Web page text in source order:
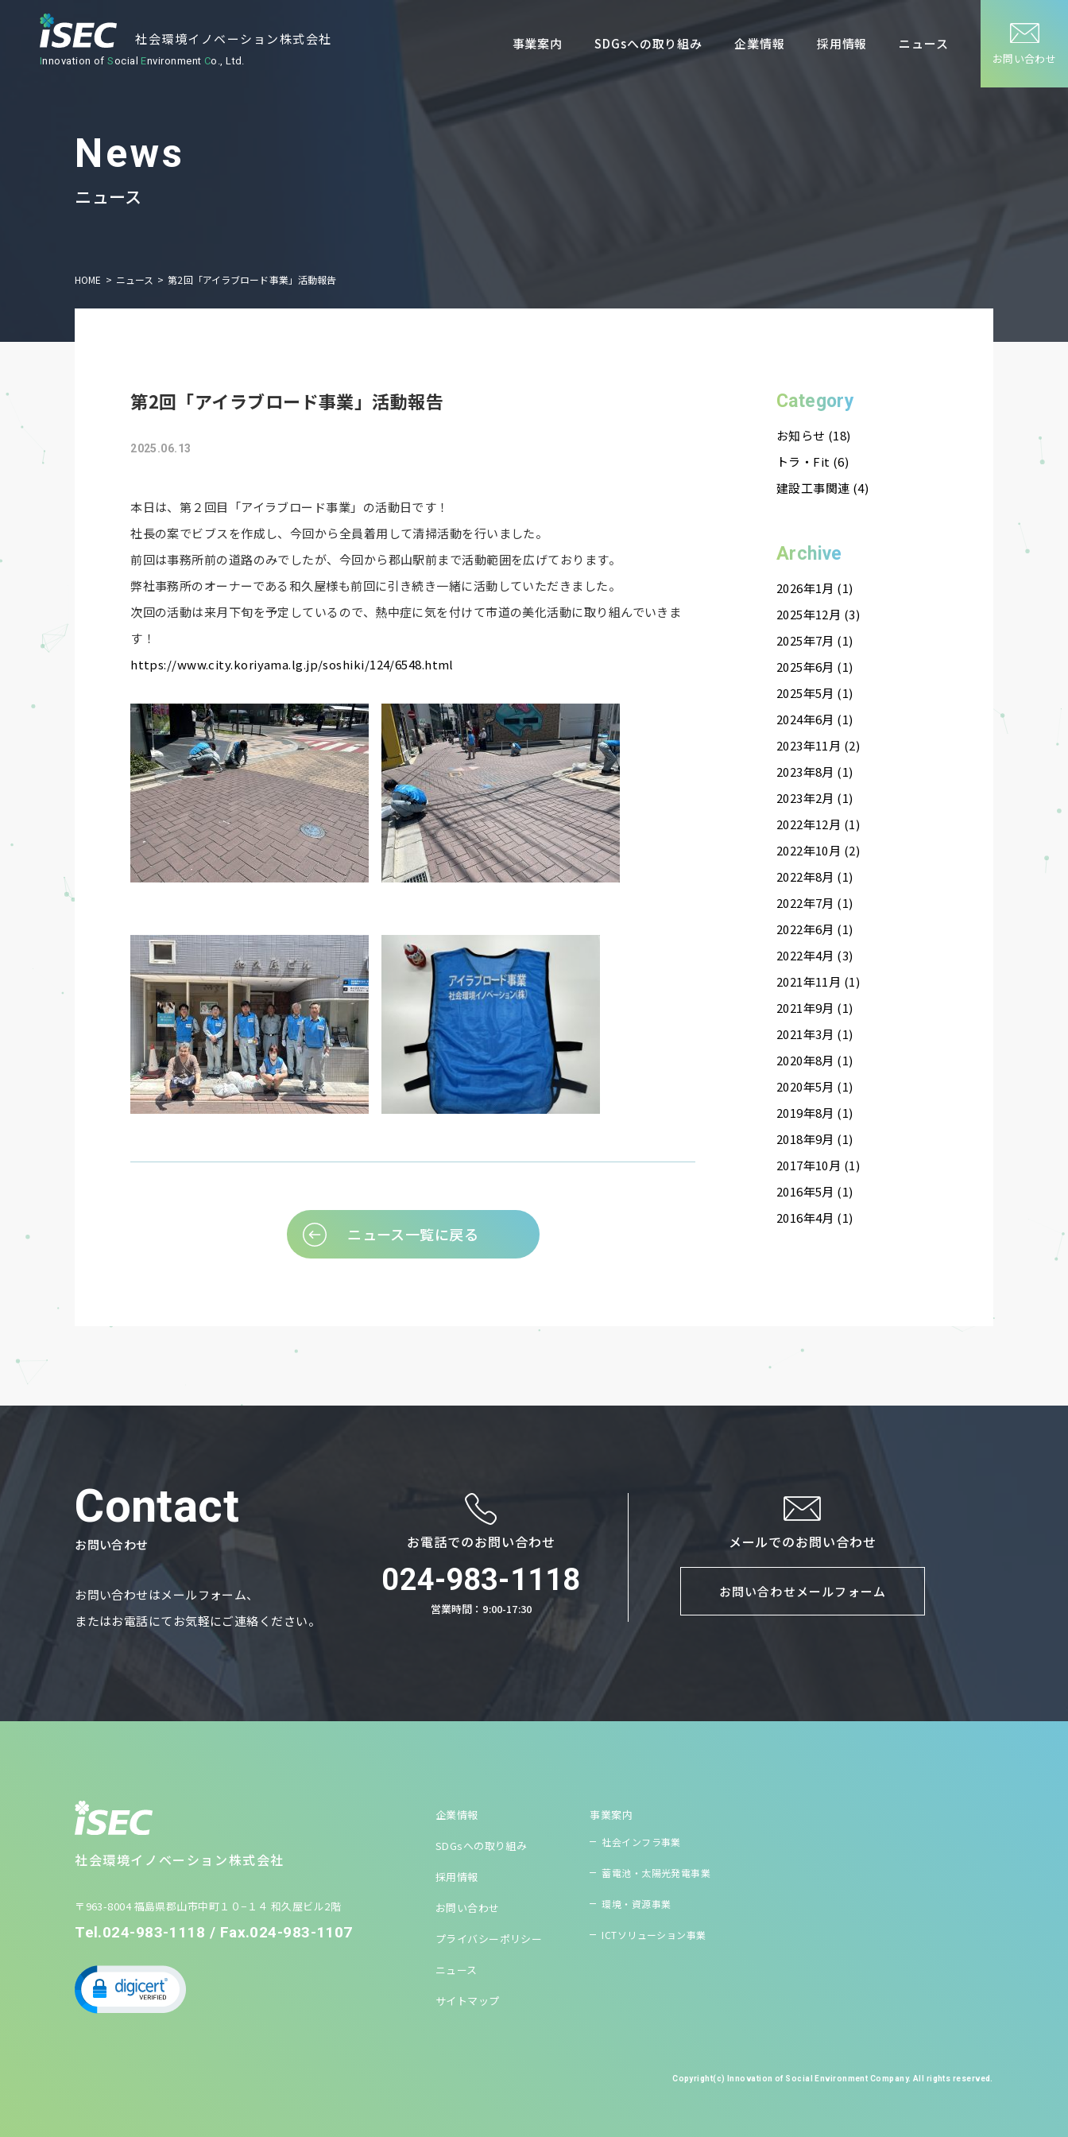
社会環境イノベーション株式会社
Innovation ofSocial Environment Co., Ltd.
事業案内 SDGsへの取り組み 企業情報 採用情報 ニュース
お問い合わせ
ニュース
HOME ニュース 第2回「アイラブロード事業」活動報告
第2回「アイラブロード事業」活動報告
2025.06.13
本日は、第２回目「アイラブロード事業」の活動日です！
社長の案でビブスを作成し、今回から全員着用して清掃活動を行いました。
前回は事務所前の道路のみでしたが、今回から郡山駅前まで活動範囲を広げております。
弊社事務所のオーナーである和久屋様も前回に引き続き一緒に活動していただきました。
次回の活動は来月下旬を予定しているので、熱中症に気を付けて市道の美化活動に取り組んでいきま
す！
https://www.city.koriyama.lg.jp/soshiki/124/6548.html
ニュース一覧に戻る
Category
お知らせ (18)
トラ・Fit (6)
建設工事関連 (4)
Archive
2026年1月 (1)
2025年12月 (3)
2025年7月 (1)
2025年6月 (1)
2025年5月 (1)
2024年6月 (1)
2023年11月 (2)
2023年8月 (1)
2023年2月 (1)
2022年12月 (1)
2022年10月 (2)
2022年8月 (1)
2022年7月 (1)
2022年6月 (1)
2022年4月 (3)
2021年11月 (1)
2021年9月 (1)
2021年3月 (1)
2020年8月 (1)
2020年5月 (1)
2019年8月 (1)
2018年9月 (1)
2017年10月 (1)
2016年5月 (1)
2016年4月 (1)
Contact
お問い合わせ
お問い合わせはメールフォーム、
またはお電話にてお気軽にご連絡ください。
お電話でのお問い合わせ
024-983-1118
営業時間：9:00-17:30
メールでのお問い合わせ
お問い合わせメールフォーム
社会環境イノベーション株式会社
〒963-8004 福島県郡山市中町１０−１４ 和久屋ビル2階
Tel.024-983-1118 / Fax.024-983-1107
企業情報
SDGsへの取り組み
採用情報
お問い合わせ
プライバシーポリシー
ニュース
サイトマップ
事業案内
社会インフラ事業
蓄電池・太陽光発電事業
環境・資源事業
ICTソリューション事業
Copyright(c) Innovation of Social Environment Company. All rights reserved.